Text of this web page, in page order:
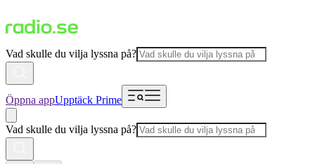
Vad skulle du vilja lyssna på?
Öppna appUpptäck Prime
Vad skulle du vilja lyssna på?